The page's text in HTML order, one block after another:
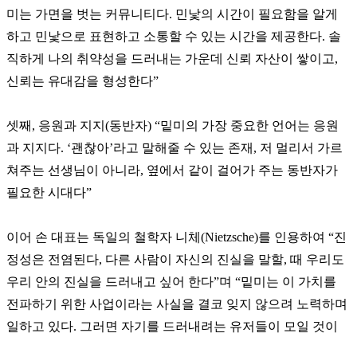
미는 가면을 벗는 커뮤니티다. 민낯의 시간이 필요함을 알게
하고 민낯으로 표현하고 소통할 수 있는 시간을 제공한다. 솔
직하게 나의 취약성을 드러내는 가운데 신뢰 자산이 쌓이고,
신뢰는 유대감을 형성한다”
셋째, 응원과 지지(동반자) “밑미의 가장 중요한 언어는 응원
과 지지다. ‘괜찮아’라고 말해줄 수 있는 존재, 저 멀리서 가르
쳐주는 선생님이 아니라, 옆에서 같이 걸어가 주는 동반자가
필요한 시대다”
이어 손 대표는 독일의 철학자 니체(Nietzsche)를 인용하여 “진
정성은 전염된다, 다른 사람이 자신의 진실을 말할, 때 우리도
우리 안의 진실을 드러내고 싶어 한다”며 “밑미는 이 가치를
전파하기 위한 사업이라는 사실을 결코 잊지 않으려 노력하며
일하고 있다. 그러면 자기를 드러내려는 유저들이 모일 것이